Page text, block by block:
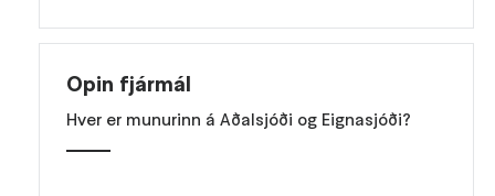
Opin fjármál
Hver er munurinn á Aðalsjóði og Eignasjóði?